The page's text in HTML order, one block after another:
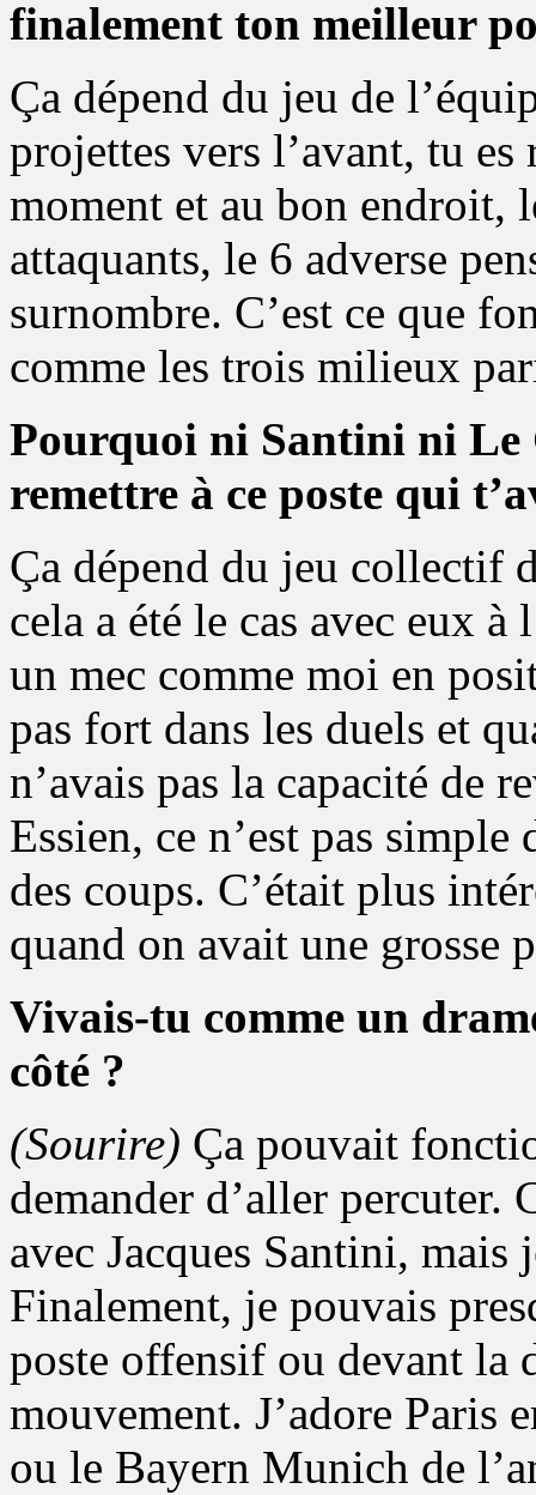
finalement ton meilleur
Ça dépend du jeu de
projettes vers l’avant, tu
moment et au bon endroit,
attaquants, le 6 adverse
surnombre. C’est ce que
comme les trois milieux
Pourquoi ni Santini ni Le
remettre à ce poste qui
Ça dépend du jeu collectif
cela a été le cas avec eux
un mec comme moi en
pas fort dans les duels et
n’avais pas la capacité de
Essien, ce n’est pas
des coups. C’était plus
quand on avait une grosse
Vivais-tu comme un
côté ?
(Sourire) Ça pouvait
demander d’aller percuter.
avec Jacques Santini,
Finalement, je pouvais
poste offensif ou devant la
mouvement. J’adore Paris
ou le Bayern Munich de